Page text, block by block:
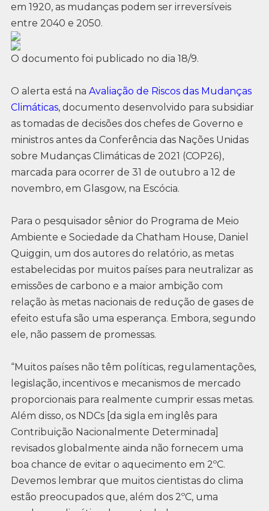
em 1920, as mudanças podem ser irreversíveis
entre 2040 e 2050.
O documento foi publicado no dia 18/9.
O alerta está na Avaliação de Riscos das Mudanças
Climáticas, documento desenvolvido para subsidiar
as tomadas de decisões dos chefes de Governo e
ministros antes da Conferência das Nações Unidas
sobre Mudanças Climáticas de 2021 (COP26),
marcada para ocorrer de 31 de outubro a 12 de
novembro, em Glasgow, na Escócia.
Para o pesquisador sênior do Programa de Meio
Ambiente e Sociedade da Chatham House, Daniel
Quiggin, um dos autores do relatório, as metas
estabelecidas por muitos países para neutralizar as
emissões de carbono e a maior ambição com
relação às metas nacionais de redução de gases de
efeito estufa são uma esperança. Embora, segundo
ele, não passem de promessas.
“Muitos países não têm políticas, regulamentações,
legislação, incentivos e mecanismos de mercado
proporcionais para realmente cumprir essas metas.
Além disso, os NDCs [da sigla em inglês para
Contribuição Nacionalmente Determinada]
revisados globalmente ainda não fornecem uma
boa chance de evitar o aquecimento em 2ºC.
Devemos lembrar que muitos cientistas do clima
estão preocupados que, além dos 2ºC, uma